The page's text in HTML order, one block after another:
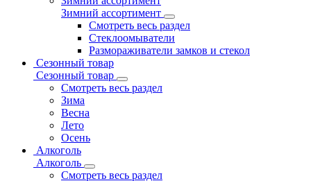
Зимний ассортимент
Смотреть весь раздел
Стеклоомыватели
Размораживатели замков и стекол
Сезонный товар
Сезонный товар
Смотреть весь раздел
Зима
Весна
Лето
Осень
Алкоголь
Алкоголь
Смотреть весь раздел